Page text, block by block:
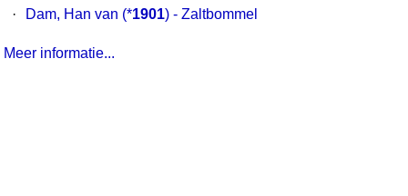
·
Dam, Han van (*1901) - Zaltbommel
Meer informatie...